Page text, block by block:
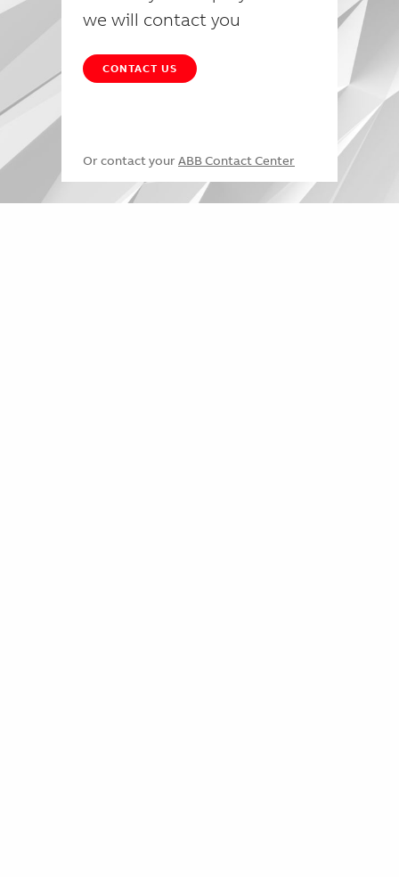
we will contact you
CONTACT US
Or contact your ABB Contact Center